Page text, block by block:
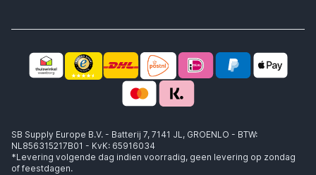
SB Supply Europe B.V. - Batterij 7, 7141 JL, GROENLO - BTW:
NL856315217B01 - KvK: 65916034
*Levering volgende dag indien voorradig, geen levering op zondag
of feestdagen.